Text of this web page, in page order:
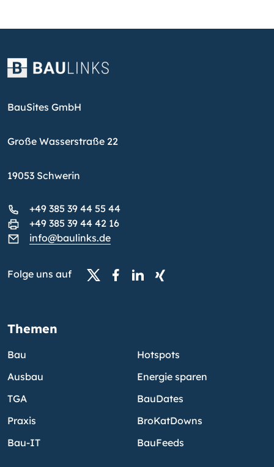
BauSites GmbH
Große Wasserstraße 22
19053 Schwerin
+49 385 39 44 55 44
+49 385 39 44 42 16
info@baulinks.de
Folge uns auf
Themen
Bau
Ausbau
TGA
Praxis
Bau-IT
Hotspots
Energie sparen
BauDates
BroKatDowns
BauFeeds